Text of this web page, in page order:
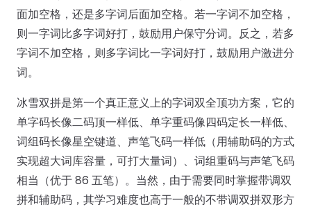
面加空格，还是多字词后面加空格。若一字词不加空格，
则一字词比多字词好打，鼓励用户保守分词。反之，若多
字词不加空格，则多字词比一字词好打，鼓励用户激进分
词。
冰雪双拼是第一个真正意义上的字词双全顶功方案，它的
单字码长像二码顶一样低、单字重码像四码定长一样低、
词组码长像星空键道、声笔飞码一样低（用辅助码的方式
实现超大词库容量，可打大量词）、词组重码与声笔飞码
相当（优于 86 五笔）。当然，由于需要同时掌握带调双
拼和辅助码，其学习难度也高于一般的不带调双拼双形方